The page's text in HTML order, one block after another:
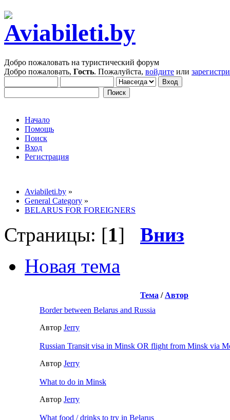
Добро пожаловать на туристический форум
Добро пожаловать, Гость. Пожалуйста, войдите или
Начало
Помощь
Поиск
Вход
Регистрация
Aviabileti.by »
General Category »
BELARUS FOR FOREIGNERS
Страницы: [1] Вниз
Новая тема
Тема / Автор
Border between Belarus and Russia
Автор Jerry
Russian Transit visa in Minsk OR flight from Minsk via
Автор Jerry
What to do in Minsk
Автор Jerry
What food / drinks to try in Belarus